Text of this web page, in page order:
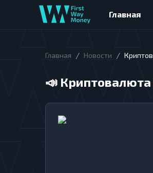
Главная
Главная / Новости /
📣 Криптовалюта